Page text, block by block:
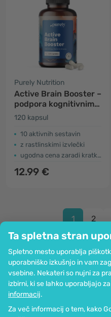
Ta spletna stran
Spletno mesto uporablja
uporabniško izkušnjo in vam
vsebine. Nekateri so nujni za
izbirni, ki se lahko uporabljajo
informacij.
Za več informacij o tem, kako
Purely Nutrition
Active Brain Booster –
podpora kognitivnim
funkcijam
120 kapsul
10 aktivnih sestavin
z rastlinskimi izvlečki
ugodna cena zaradi kratkega roka uporabe
12.99 €
1 2
Podjetje
Informacije
Pridružite se nam